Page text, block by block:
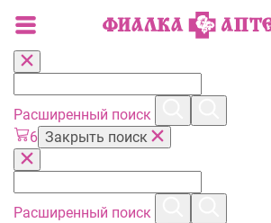
Расширенный поиск
6 Закрыть поиск
Расширенный поиск